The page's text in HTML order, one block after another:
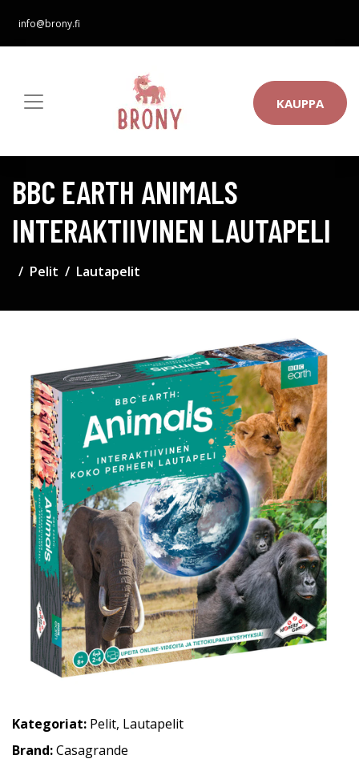
info@brony.fi
KAUPPA
BBC EARTH ANIMALS
INTERAKTIIVINEN LAUTAPELI
Pelit Lautapelit
Kategoriat: Pelit, Lautapelit
Brand:Casagrande